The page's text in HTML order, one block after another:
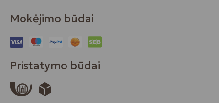
Mokėjimo būdai
Pristatymo būdai